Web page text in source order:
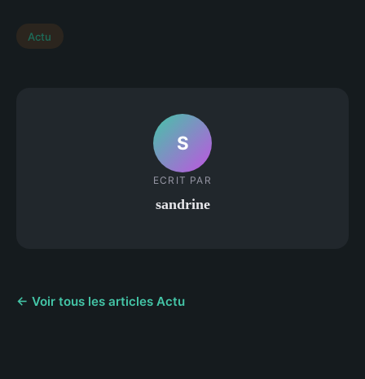
Actu
S
ECRIT PAR
sandrine
← Voir tous les articles Actu